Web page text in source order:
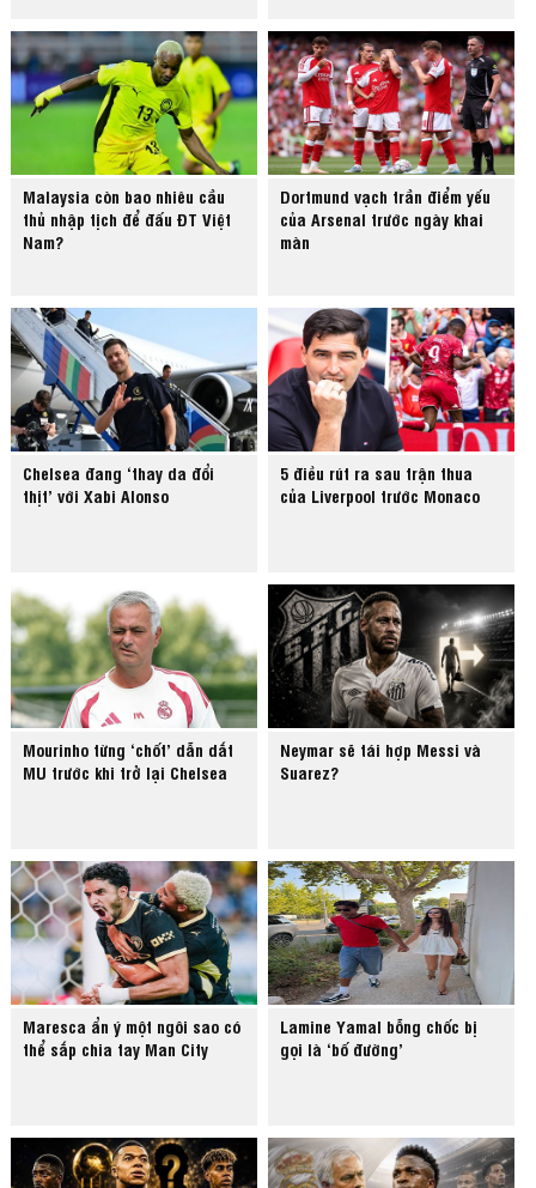
Malaysia còn bao nhiêu cầu
thủ nhập tịch để đấu ĐT Việt
Nam?
Dortmund vạch trần điểm yếu
của Arsenal trước ngày khai
màn
Chelsea đang ‘thay da đổi
thịt’ với Xabi Alonso
5 điều rút ra sau trận thua
của Liverpool trước Monaco
Mourinho từng ‘chốt’ dẫn dắt
MU trước khi trở lại Chelsea
Neymar sẽ tái hợp Messi và
Suarez?
Maresca ẩn ý một ngôi sao có
thể sắp chia tay Man City
Lamine Yamal bỗng chốc bị
gọi là ‘bố đường’